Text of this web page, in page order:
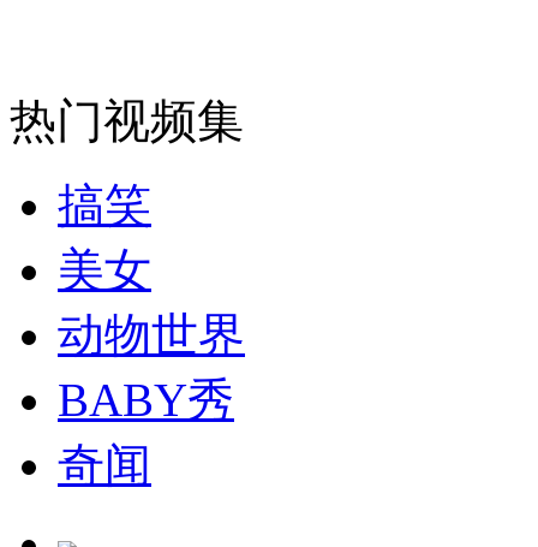
消防员救轻生者 花炮节热闹非凡
热门视频集
搞笑
美女
动物世界
BABY秀
奇闻